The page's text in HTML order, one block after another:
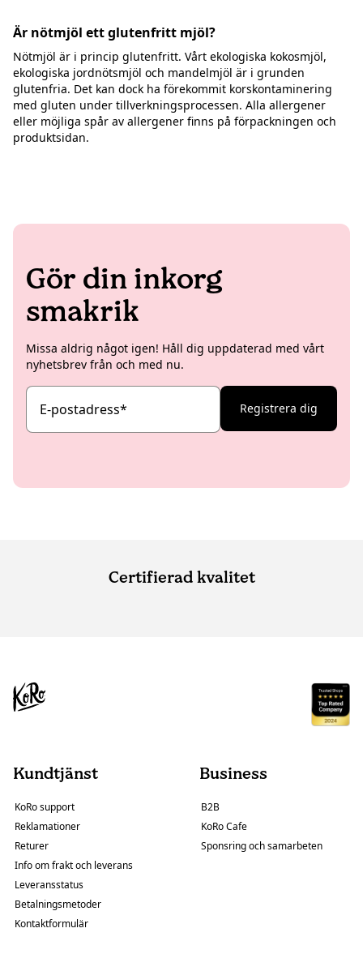
Är nötmjöl ett glutenfritt mjöl?
Nötmjöl är i princip glutenfritt. Vårt ekologiska kokosmjöl,
ekologiska jordnötsmjöl och mandelmjöl är i grunden
glutenfria. Det kan dock ha förekommit korskontaminering
med gluten under tillverkningsprocessen. Alla allergener
eller möjliga spår av allergener finns på förpackningen och
produktsidan.
Gör din inkorg
smakrik
Missa aldrig något igen! Håll dig uppdaterad med vårt
nyhetsbrev från och med nu.
E-postadress* Registrera dig
Certifierad kvalitet
Kundtjänst
KoRo support
Reklamationer
Returer
Info om frakt och leverans
Leveransstatus
Betalningsmetoder
Kontaktformulär
Business
B2B
KoRo Cafe
Sponsring och samarbeten